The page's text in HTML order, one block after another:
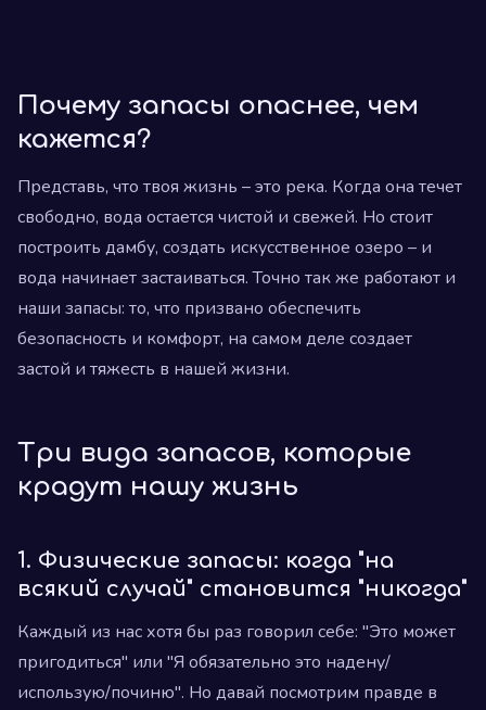
Почему запасы опаснее, чем
кажется?
Представь, что твоя жизнь – это река. Когда она течет
свободно, вода остается чистой и свежей. Но стоит
построить дамбу, создать искусственное озеро – и
вода начинает застаиваться. Точно так же работают и
наши запасы: то, что призвано обеспечить
безопасность и комфорт, на самом деле создает
застой и тяжесть в нашей жизни.
Три вида запасов, которые
крадут нашу жизнь
1. Физические запасы: когда "на
всякий случай" становится "никогда"
Каждый из нас хотя бы раз говорил себе: "Это может
пригодиться" или "Я обязательно это надену/
использую/починю". Но давай посмотрим правде в